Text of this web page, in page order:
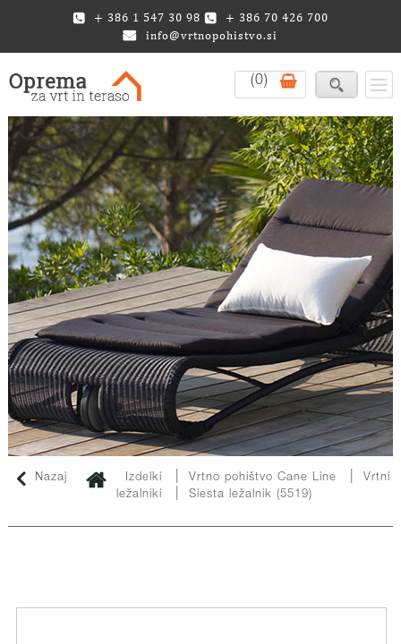
+ 386 1 547 30 98
+ 386 70 426 700
info@vrtnopohistvo.si
(0)
Nazaj Izdelki Vrtno pohištvo Cane Line
Vrtni
ležalniki
Siesta ležalnik (5519)